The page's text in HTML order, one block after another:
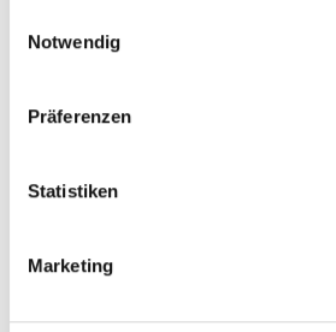
Notwendig
Präferenzen
Statistiken
Marketing
Unermüdlicher Einsatz
Als Verband fühlen wir uns
Förderung und den Erhalt des
politisch weiter für das
gerade bis ins hohe Alter – ein.